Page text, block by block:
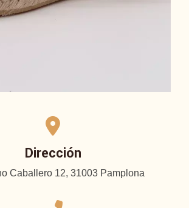
Dirección
Caballero 12, 31003 Pamplona